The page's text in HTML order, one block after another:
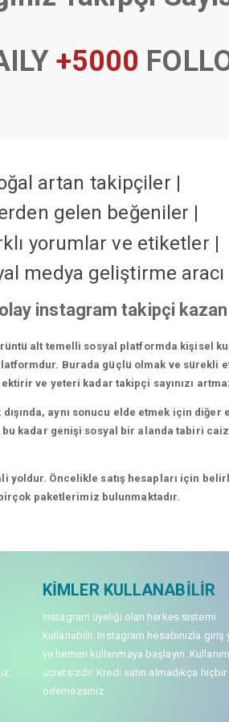
+5000
artan takipçiler |
gelen beğeniler |
yorumlar ve etiketler |
medya geliştirme aracı
instagram takipçi
alt temelli sosyal platformda kişisel
Burada güçlü olmak ve sürekli
ve yeteri kadar takipçi sayınızı
aynı sonucu elde etmek için
kadar genişi sosyal bir alanda tabiri
yoldur. Öncelikle satış hesapları için
paketlerimiz bulunmaktadır.
KIMLER KULLANABILIR
Instagram üyeliği olan herkes sistemi
kullanabilir. Instagram hesabınızla giriş
ve hemen kullanmaya başlayın. Kullanım
ücretsizdir. Kredi satın almadıkça
ödemezsiniz.